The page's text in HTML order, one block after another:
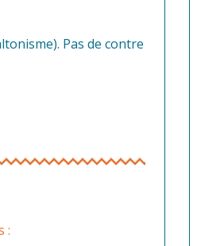
Pas de contre
: